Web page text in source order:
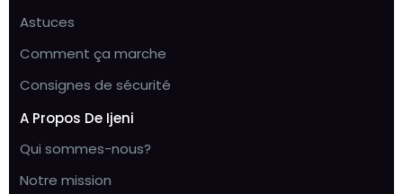
Astuces
Comment ça marche
Consignes de sécurité
A Propos De Ijeni
Qui sommes-nous?
Notre mission